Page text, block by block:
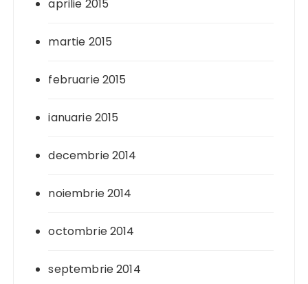
aprilie 2015
martie 2015
februarie 2015
ianuarie 2015
decembrie 2014
noiembrie 2014
octombrie 2014
septembrie 2014